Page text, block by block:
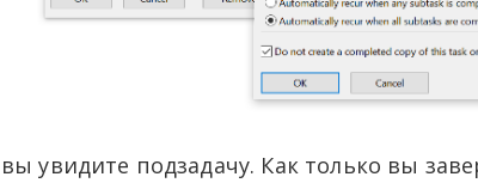
увидите подзадачу. Как только вы